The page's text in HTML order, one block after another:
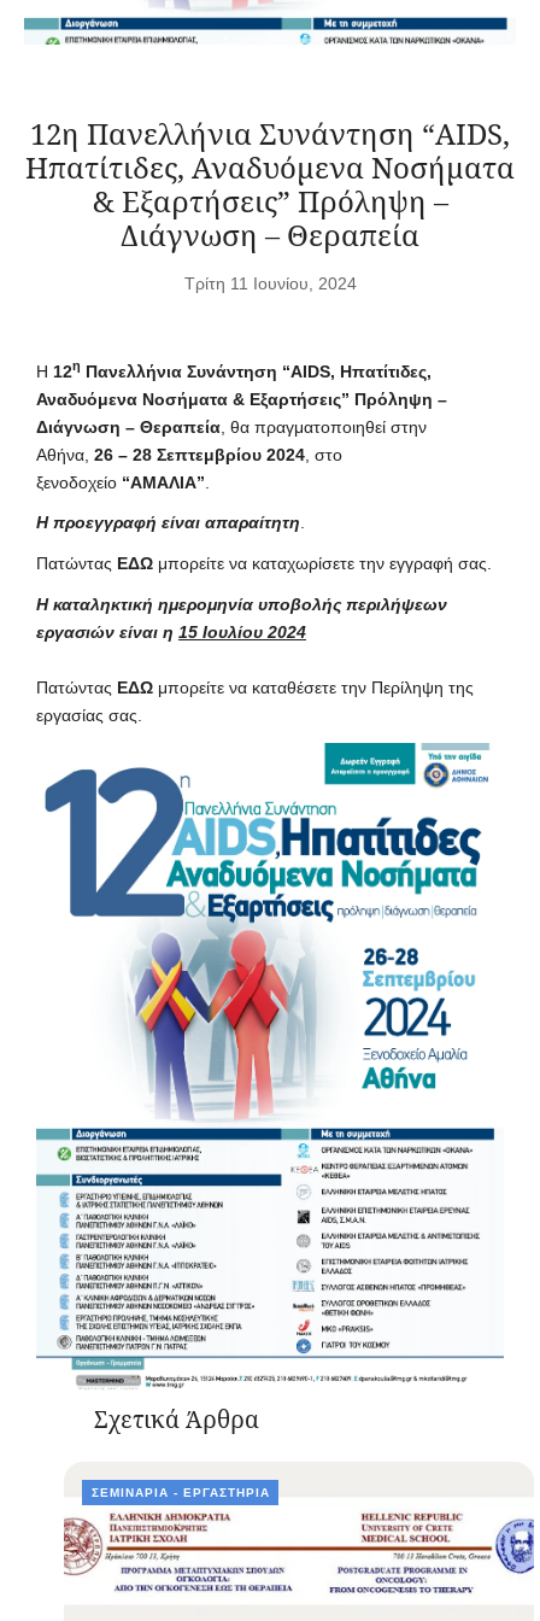
12η Πανελλήνια Συνάντηση “AIDS,
Ηπατίτιδες, Αναδυόμενα Νοσήματα
& Εξαρτήσεις” Πρόληψη –
Διάγνωση – Θεραπεία
Τρίτη 11 Ιουνίου, 2024
Η 12η Πανελλήνια Συνάντηση “AIDS, Ηπατίτιδες,
Αναδυόμενα Νοσήματα & Εξαρτήσεις” Πρόληψη –
Διάγνωση – Θεραπεία , θα πραγματοποιηθεί στην
Αθήνα, 26 – 28 Σεπτεμβρίου 2024 , στο
ξενοδοχείο “ΑΜΑΛΙΑ”
Η προεγγραφή είναι απαραίτητη.
Πατώντας ΕΔΩ μπορείτε να καταχωρίσετε την εγγραφή σας.
Η καταληκτική ημερομηνία υποβολής περιλήψεων
εργασιών είναι η 15 Ιουλίου 2024
Πατώντας ΕΔΩ μπορείτε να καταθέσετε την Περίληψη της
εργασίας σας.
Σχετικά Άρθρα
ΣΕΜΙΝΆΡΙΑ - ΕΡΓΑΣΤΉΡΙΑ